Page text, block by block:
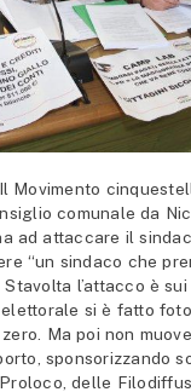
Movimento
comunale da
ad attaccare il
“un sindaco che
l’attacco è
si è fatto
Ma poi non
sponsorizzando
delle